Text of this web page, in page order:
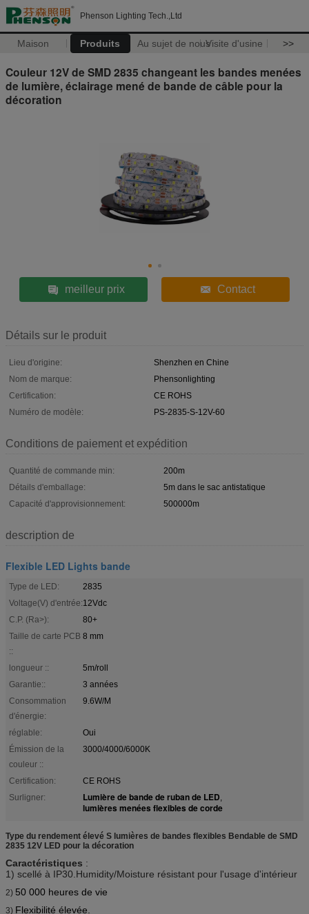
Phenson Lighting Tech.,Ltd
Maison Produits Au sujet de nousVisite d'usine >>
Couleur 12V de SMD 2835 changeant les bandes menées
de lumière, éclairage mené de bande de câble pour la
décoration
meilleur prix Contact
Détails sur le produit
Lieu d'origine:
Shenzhen en Chine
Nom de marque:
Phensonlighting
Certification:
CE ROHS
Numéro de modèle:
PS-2835-S-12V-60
Conditions de paiement et expédition
Quantité de commande min:
200m
Détails d'emballage:
5m dans le sac antistatique
Capacité d'approvisionnement:
500000m
description de
Flexible LED Lights bande
Type de LED:
2835
Voltage(V) d'entrée:12Vdc
C.P. (Ra>):
80+
Taille de carte PCB
::
8 mm
longueur ::
5m/roll
Garantie::
3 années
Consommation
d'énergie:
9.6W/M
réglable:
Oui
Émission de la
couleur ::
3000/4000/6000K
Certification:
CE ROHS
Surligner:
Lumière de bande de ruban de LED,
lumières menées flexibles de corde
Type du rendement élevé S lumières de bandes flexibles Bendable de SMD
2835 12V LED pour la décoration
Caractéristiques :
1) scellé à IP30.Humidity/Moisture résistant pour l'usage d'intérieur
2) 50 000 heures de vie
3) Flexibilité élevée.